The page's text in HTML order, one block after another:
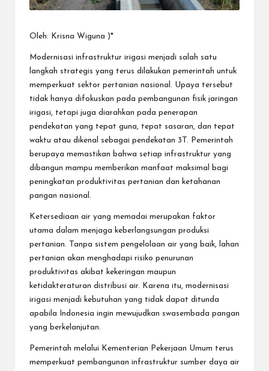
Oleh: Krisna Wiguna )*
Modernisasi infrastruktur irigasi menjadi salah satu
langkah strategis yang terus dilakukan pemerintah untuk
memperkuat sektor pertanian nasional. Upaya tersebut
tidak hanya difokuskan pada pembangunan fisik jaringan
irigasi, tetapi juga diarahkan pada penerapan
pendekatan yang tepat guna, tepat sasaran, dan tepat
waktu atau dikenal sebagai pendekatan 3T. Pemerintah
berupaya memastikan bahwa setiap infrastruktur yang
dibangun mampu memberikan manfaat maksimal bagi
peningkatan produktivitas pertanian dan ketahanan
pangan nasional.
Ketersediaan air yang memadai merupakan faktor
utama dalam menjaga keberlangsungan produksi
pertanian. Tanpa sistem pengelolaan air yang baik, lahan
pertanian akan menghadapi risiko penurunan
produktivitas akibat kekeringan maupun
ketidakteraturan distribusi air. Karena itu, modernisasi
irigasi menjadi kebutuhan yang tidak dapat ditunda
apabila Indonesia ingin mewujudkan swasembada pangan
yang berkelanjutan.
Pemerintah melalui Kementerian Pekerjaan Umum terus
memperkuat pembangunan infrastruktur sumber daya air